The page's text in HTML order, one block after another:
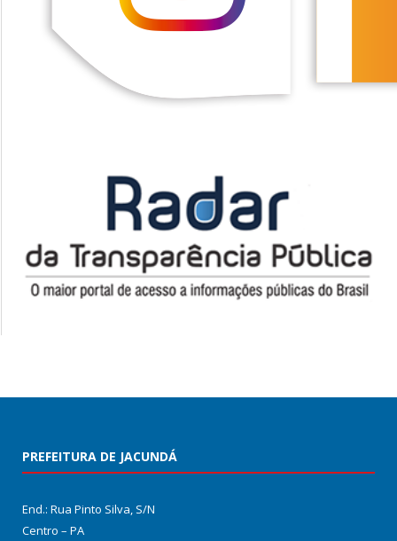
PREFEITURA DE JACUNDÁ
End.: Rua Pinto Silva, S/N
Centro – PA